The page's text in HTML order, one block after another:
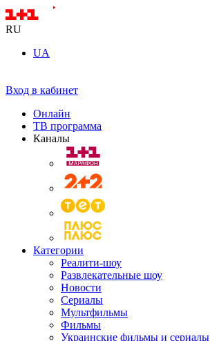
RU
UA
Вход в кабинет
Онлайн
ТВ программа
Каналы
Категории
Реалити-шоу
Развлекательные шоу
Новости
Сериалы
Мультфильмы
Фильмы
Украинские фильмы и сериалы